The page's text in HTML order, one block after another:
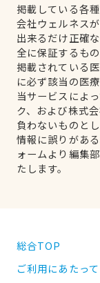
掲載している各
会社ウェルネス
出来るだけ正確
全に保証するも
掲載されている
に必ず該当の医
当サービスによ
ク、および株式
負わないものとし
情報に誤りがあ
ォームより編集
たします。
総合TOP
ご利用にあたって